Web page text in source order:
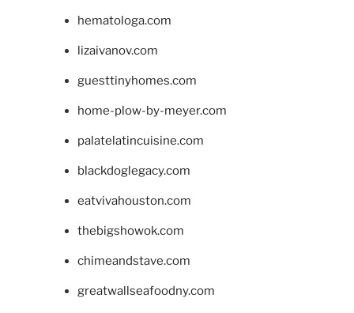
hematologa.com
lizaivanov.com
guesttinyhomes.com
home-plow-by-meyer.com
palatelatincuisine.com
blackdoglegacy.com
eatvivahouston.com
thebigshowok.com
chimeandstave.com
greatwallseafoodny.com